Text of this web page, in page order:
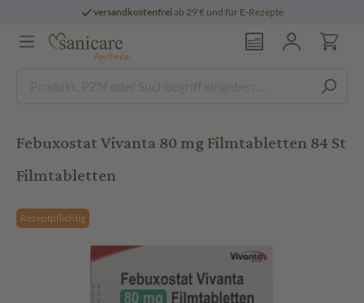
versandkostenfreiab 29 € und für E-Rezepte
Febuxostat Vivanta 80 mg Filmtabletten 84 St
Filmtabletten
Rezeptpflichtig